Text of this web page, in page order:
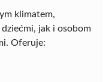
klimatem,
jak i osobom
Oferuje: